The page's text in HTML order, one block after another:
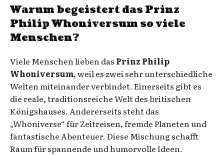
Warum begeistert das Prinz
Philip Whoniversum so viele
Menschen?
Viele Menschen lieben das Prinz Philip
Whoniversum, weil es zwei sehr unterschiedliche
Welten miteinander verbindet. Einerseits gibt es
die reale, traditionsreiche Welt des britischen
Königshauses. Andererseits steht das
„Whoniverse“ für Zeitreisen, fremde Planeten und
fantastische Abenteuer. Diese Mischung schafft
Raum für spannende und humorvolle Ideen.